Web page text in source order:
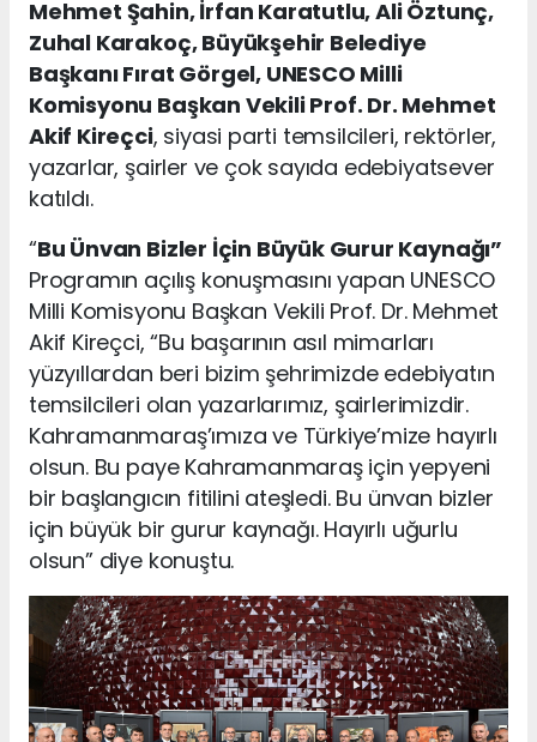
Mehmet Şahin, İrfan Karatutlu, Ali Öztunç,
Zuhal Karakoç, Büyükşehir Belediye
Başkanı Fırat Görgel, UNESCO Milli
Komisyonu Başkan Vekili Prof. Dr. Mehmet
Akif Kireçci, siyasi parti temsilcileri, rektörler,
yazarlar, şairler ve çok sayıda edebiyatsever
katıldı.
“Bu Ünvan Bizler İçin Büyük Gurur Kaynağı”
Programın açılış konuşmasını yapan UNESCO
Milli Komisyonu Başkan Vekili Prof. Dr. Mehmet
Akif Kireçci, “Bu başarının asıl mimarları
yüzyıllardan beri bizim şehrimizde edebiyatın
temsilcileri olan yazarlarımız, şairlerimizdir.
Kahramanmaraş’ımıza ve Türkiye’mize hayırlı
olsun. Bu paye Kahramanmaraş için yepyeni
bir başlangıcın fitilini ateşledi. Bu ünvan bizler
için büyük bir gurur kaynağı. Hayırlı uğurlu
olsun” diye konuştu.